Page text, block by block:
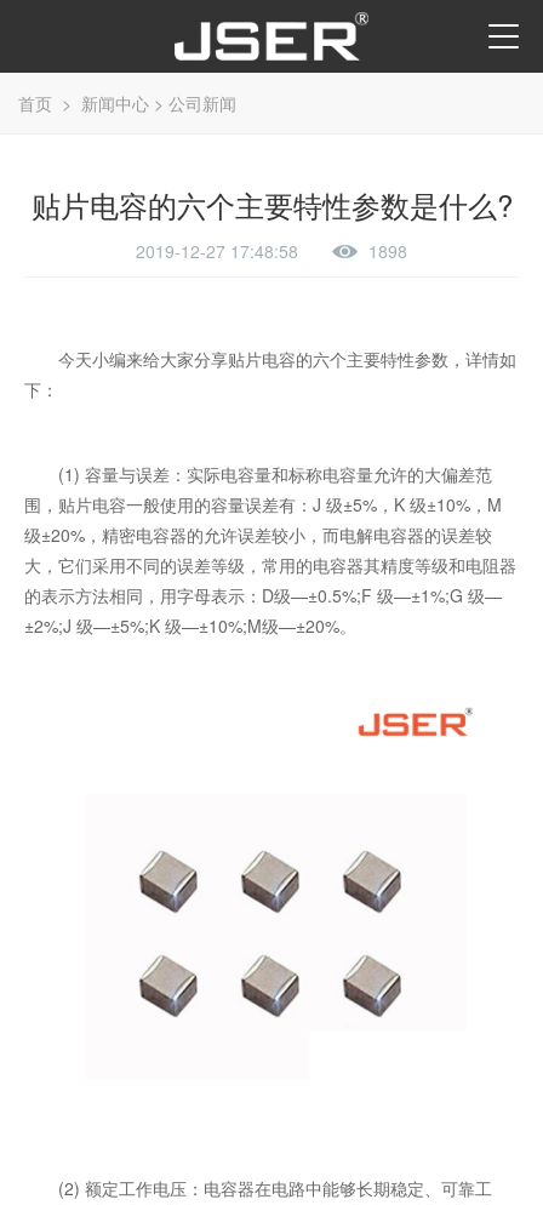
首页 > 新闻中心 > 公司新闻
贴片电容的六个主要特性参数是什么?
2019-12-27 17:48:58 1898
今天小编来给大家分享贴片电容的六个主要特性参数，详情如
下：
(1) 容量与误差：实际电容量和标称电容量允许的大偏差范
围，贴片电容一般使用的容量误差有：J 级±5%，K 级±10%，M
级±20%，精密电容器的允许误差较小，而电解电容器的误差较
大，它们采用不同的误差等级，常用的电容器其精度等级和电阻器
的表示方法相同，用字母表示：D级—±0.5%;F 级—±1%;G 级—
±2%;J 级—±5%;K 级—±10%;M级—±20%。
(2) 额定工作电压：电容器在电路中能够长期稳定、可靠工